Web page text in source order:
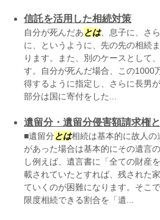
信託を活用した相続対策
自分が死んだあとは、息子に、さ
に、というように、先の先の相続
ります。また、別のケースとして
す。自分が死んだ場合、この1000
得するように指定し、さらに長男
部分は国に寄付をした...
遺留分・遺留分侵害額請求権
■遺留分とは相続は基本的に故人
があった場合は基本的にその遺言
し例えば、遺言書に「全ての財産
載されていたとすれば、残された
ていくのが困難になります。そこ
限度相続できる割合を「遺...